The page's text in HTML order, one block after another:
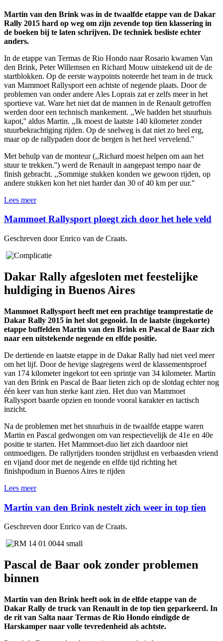
Martin van den Brink was in de twaalfde etappe van de Dakar
Rally 2015 hard op weg om zijn zevende top tien klassering in
de boeken bij te laten schrijven. De techniek besliste echter
anders.
In de etappe van Termas de Rio Hondo naar Rosario kwamen Van
den Brink, Peter Willemsen en Richard Mouw uitstekend uit de de
startblokken. Op de eerste waypoints noteerde het team in de truck
van Mammoet Rallysport een achtste of negende plaats. Door de
problemen van onder andere Ales Loprais zat er zelfs meer in het
sportieve vat. Ware het niet dat de mannen in de Renault getroffen
werden door een technisch mankement. ,,We hadden het stuurhuis
kapot,'' aldus Martin. ,,Ik moest de laatste 140 kilometer zonder
stuurbekrachtiging rijden. Op de snelweg is dat niet zo heel erg,
maar op de rallypaden door de bergen is het heel vervelend.''
Met behulp van de monteur (,,Richard moest helpen om aan het
stuur te trekken.'') werd de Renault in aangepast tempo naar de
finish gebracht. ,,Sommige stukken konden we gewoon rijden, op
andere stukken kon het niet harder dan 30 of 40 km per uur.''
Lees meer
Mammoet Rallysport ploegt zich door het hele veld
Geschreven door Enrico van de Craats.
Dakar Rally afgesloten met feestelijke
huldiging in Buenos Aires
Mammoet Rallysport heeft met een prachtige teamprestatie de
Dakar Rally 2015 in het slot gegooid. In de laatste (ingekorte)
etappe buffelden Martin van den Brink en Pascal de Baar zich
naar een uitstekende negende en elfde positie.
De dertiende en laatste etappe in de Dakar Rally had niet veel meer
om het lijf. Door de hevige slagregens werd de klassementsproef
van 174 kilometer ingekort tot een sprintje van 34 kilometer. Martin
van den Brink en Pascal de Baar lieten zich op de slotdag echter nog
één keer van hun sterke kant zien. Het duo van Mammoet
Rallysport baarde opzien en toonde vooral karakter en tactisch
inzicht.
Na de problemen met het stuurhuis in de twaalfde etappe waren
Martin en Pascal gedwongen om van respectievelijk de 41e en 40e
positie te starten. Het Mammoet-duo liet zich daardoor niet
ontmoedigen. De rallyrijders toonden strijdlust en verbaasden vriend
en vijand door met de negende en elfde tijd richting het
finishpodium in Buenos Aires te rijden
Lees meer
Martin van den Brink nestelt zich weer in top tien
Geschreven door Enrico van de Craats.
Pascal de Baar ook zonder problemen
binnen
Martin van den Brink heeft ook in de elfde etappe van de
Dakar Rally de truck van Renault in de top tien geparkeerd. In
de rit van Salta naar Termas de Rio Hondo eindigde de
Harskamper naar volle tevredenheid als achtste.